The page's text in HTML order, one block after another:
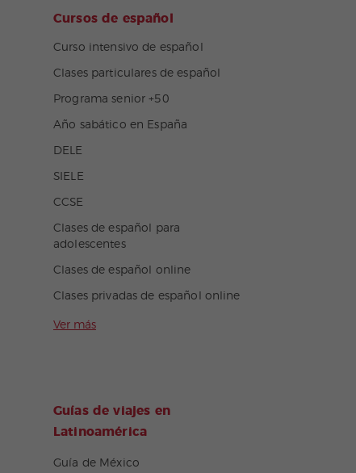
Cursos de español
Curso intensivo de español
Clases particulares de español
Programa senior +50
Año sabático en España
DELE
SIELE
CCSE
Clases de español para
adolescentes
Clases de español online
Clases privadas de español online
Ver más
Guías de viajes en
Latinoamérica
Guía de México